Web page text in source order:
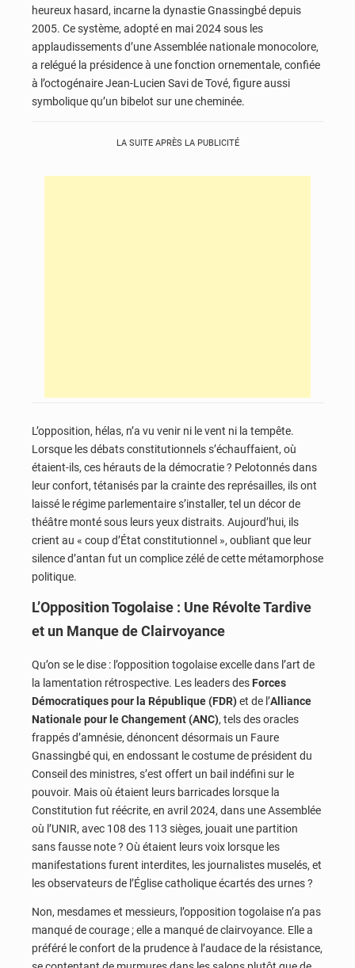
heureux hasard, incarne la dynastie Gnassingbé depuis
2005. Ce système, adopté en mai 2024 sous les
applaudissements d’une Assemblée nationale monocolore,
a relégué la présidence à une fonction ornementale, confiée
à l’octogénaire Jean-Lucien Savi de Tové, figure aussi
symbolique qu’un bibelot sur une cheminée.
LA SUITE APRÈS LA PUBLICITÉ
L’opposition, hélas, n’a vu venir ni le vent ni la tempête.
Lorsque les débats constitutionnels s’échauffaient, où
étaient-ils, ces hérauts de la démocratie ? Pelotonnés dans
leur confort, tétanisés par la crainte des représailles, ils ont
laissé le régime parlementaire s’installer, tel un décor de
théâtre monté sous leurs yeux distraits. Aujourd’hui, ils
crient au « coup d’État constitutionnel », oubliant que leur
silence d’antan fut un complice zélé de cette métamorphose
politique.
L’Opposition Togolaise : Une Révolte Tardive
et un Manque de Clairvoyance
Qu’on se le dise : l’opposition togolaise excelle dans l’art de
la lamentation rétrospective. Les leaders des Forces
Démocratiques pour la République (FDR)et de l’Alliance
Nationale pour le Changement (ANC), tels des oracles
frappés d’amnésie, dénoncent désormais un Faure
Gnassingbé qui, en endossant le costume de président du
Conseil des ministres, s’est offert un bail indéfini sur le
pouvoir. Mais où étaient leurs barricades lorsque la
Constitution fut réécrite, en avril 2024, dans une Assemblée
où l’UNIR, avec 108 des 113 sièges, jouait une partition
sans fausse note ? Où étaient leurs voix lorsque les
manifestations furent interdites, les journalistes muselés, et
les observateurs de l’Église catholique écartés des urnes ?
Non, mesdames et messieurs, l’opposition togolaise n’a pas
manqué de courage ; elle a manqué de clairvoyance. Elle a
préféré le confort de la prudence à l’audace de la résistance,